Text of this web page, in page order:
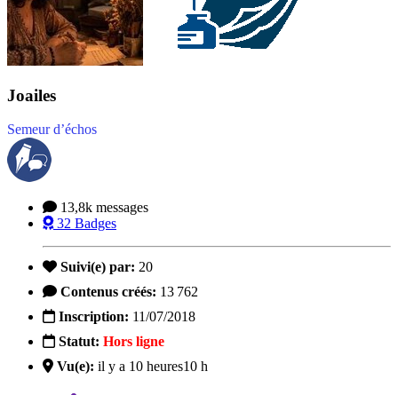
Joailes
Semeur d’échos
13,8k messages
32 Badges
Suivi(e) par: 20
Contenus créés: 13 762
Inscription: 11/07/2018
Statut: Hors ligne
Vu(e): il y a 10 heures10 h